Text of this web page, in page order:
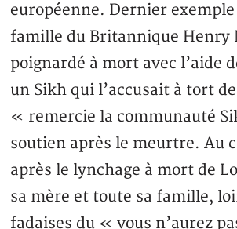
européenne. Dernier
famille du Britannique Henry
poignardé à mort avec l’aide
un Sikh qui l’accusait à tort
« remercie la communauté
soutien après le meurtre. Au
après le lynchage à mort de
sa mère et toute sa famille,
fadaises du « vous n’aurez